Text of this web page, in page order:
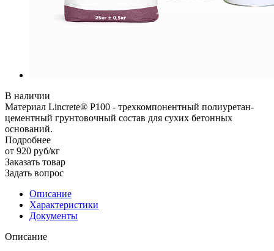
В наличии
Материал Lincrete® P100 - трехкомпонентный полиуретан-
цементный грунтовочный состав для сухих бетонных
оснований.
Подробнее
от 920 руб/кг
Заказать товар
Задать вопрос
Описание
Характеристики
Документы
Описание